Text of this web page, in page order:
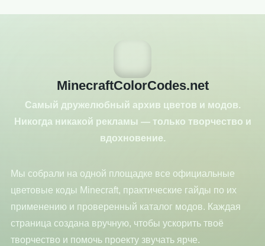
MinecraftColorCodes.net
Самый дружелюбный архив цветов и модов.
Никогда никакой рекламы — только творчество и
вдохновение.
Мы собрали на одной площадке все официальные
цветовые коды Minecraft, практические гайды по их
применению и проверенный каталог модов. Каждая
страница создана вручную, чтобы ускорить твоё
творчество и помочь проекту звучать ярче.